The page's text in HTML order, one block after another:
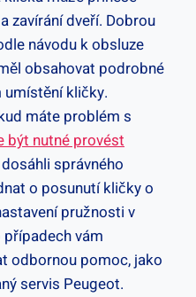
zavírání dveří. Dobrou
návodu k obsluze
obsahovat podrobné
kličky.
máte problém s
být nutné provést‌
správného
o posunutí kličky ⁤o
pružnosti v
vám⁤
odbornou pomoc, jako
servis Peugeot.